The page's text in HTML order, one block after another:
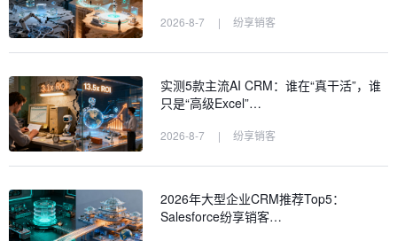
2026-8-7 | 纷享销客
实测5款主流AI CRM：谁在“真干活”，谁
只是“高级Excel”…
2026-8-7 | 纷享销客
2026年大型企业CRM推荐Top5：
Salesforce纷享销客…